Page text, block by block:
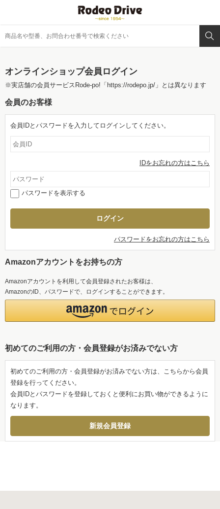
オンラインショップ会員ログイン
※実店舗の会員サービスRode-po! 「https://rodepo.jp/」 とは異なります
会員のお客様
会員IDとパスワードを入力してログインしてください。
IDをお忘れの方はこちら
パスワードを表示する
パスワードをお忘れの方はこちら
Amazonアカウントをお持ちの方
Amazonアカウントを利用して会員登録されたお客様は、
AmazonのID、パスワードで、ログインすることができます。
初めてのご利用の方・会員登録がお済みでない方
初めてのご利用の方・会員登録がお済みでない方は、こちらから会員
登録を行ってください。
会員IDとパスワードを登録しておくと便利にお買い物ができるように
なります。